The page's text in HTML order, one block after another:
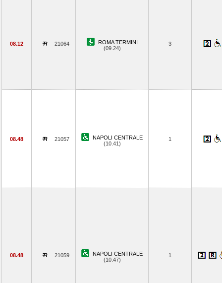
08.12 21064
ROMA TERMINI
(09.24)
3
08.48 21057
NAPOLI CENTRALE
(10.41)
1
08.48 21059
NAPOLI CENTRALE
(10.47)
1